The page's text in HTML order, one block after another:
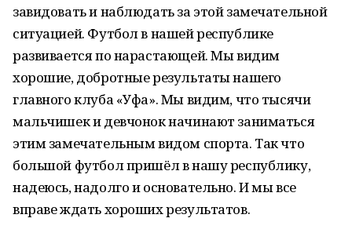
завидовать и наблюдать за этой замечательной
ситуацией. Футбол в нашей республике
развивается по нарастающей. Мы видим
хорошие, добротные результаты нашего
главного клуба «Уфа». Мы видим, что тысячи
мальчишек и девчонок начинают заниматься
этим замечательным видом спорта. Так что
большой футбол пришёл в нашу республику,
надеюсь, надолго и основательно. И мы все
вправе ждать хороших результатов.